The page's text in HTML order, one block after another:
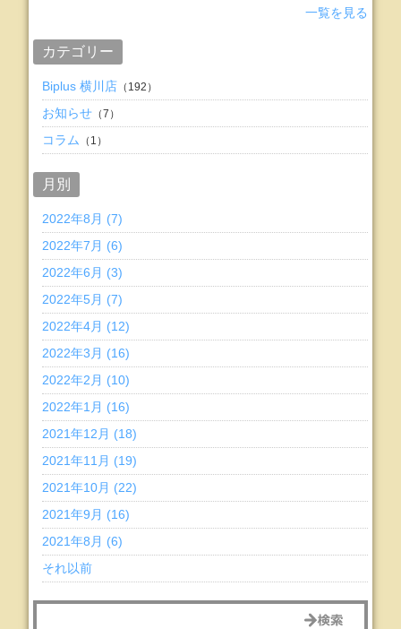
一覧を見る
カテゴリー
Biplus 横川店 （192）
お知らせ （7）
コラム （1）
月別
2022年8月 (7)
2022年7月 (6)
2022年6月 (3)
2022年5月 (7)
2022年4月 (12)
2022年3月 (16)
2022年2月 (10)
2022年1月 (16)
2021年12月 (18)
2021年11月 (19)
2021年10月 (22)
2021年9月 (16)
2021年8月 (6)
それ以前